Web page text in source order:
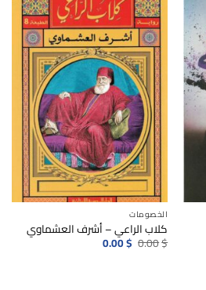
الخصومات
كلاب الراعي – أشرف العشماوي
0.00$ السعر
الأصلي
0.00$ السعر
الحالي